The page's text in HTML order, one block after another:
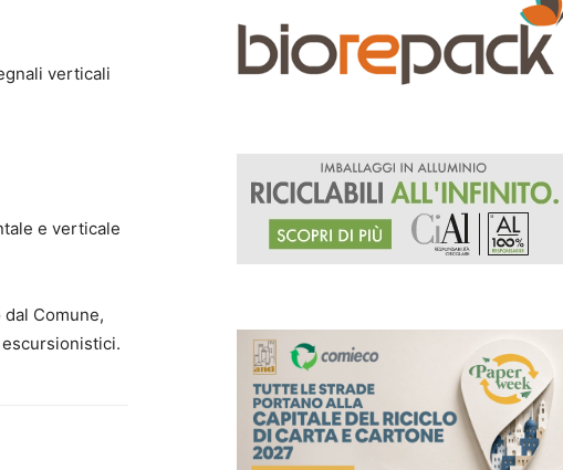
verticali
e verticale
Comune,